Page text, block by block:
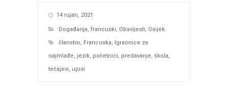
14 rujan, 2021
Događanja francuski Obavijesti
Osijek
članstvo
Francuska
Igraonice za
najmlađe jezik, početnici predavanje škola
tečajevi
upisi